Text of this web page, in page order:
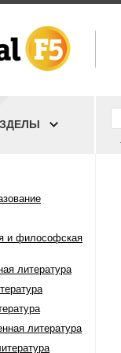
и философская
литература
литература